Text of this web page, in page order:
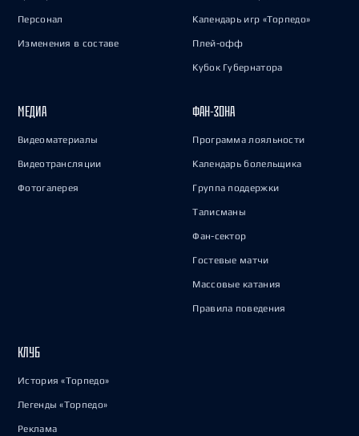
Персонал
Изменения в составе
Календарь игр «Торпедо»
Плей-офф
Кубок Губернатора
МЕДИА
Видеоматериалы
Видеотрансляции
Фотогалерея
ФАН-ЗОНА
Программа лояльности
Календарь болельщика
Группа поддержки
Талисманы
Фан-сектор
Гостевые матчи
Массовые катания
Правила поведения
КЛУБ
История «Торпедо»
Легенды «Торпедо»
Реклама